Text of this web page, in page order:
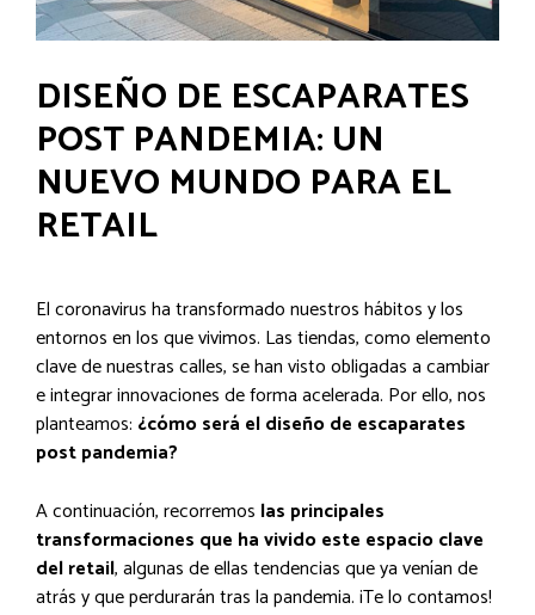
DISEÑO DE ESCAPARATES
POST PANDEMIA: UN
NUEVO MUNDO PARA EL
RETAIL
El coronavirus ha transformado nuestros hábitos y los
entornos en los que vivimos. Las tiendas, como elemento
clave de nuestras calles, se han visto obligadas a cambiar
e integrar innovaciones de forma acelerada. Por ello, nos
planteamos: ¿cómo será el diseño de escaparates
post pandemia?
A continuación, recorremos las principales
transformaciones que ha vivido este espacio clave
del retail, algunas de ellas tendencias que ya venían de
atrás y que perdurarán tras la pandemia. ¡Te lo contamos!